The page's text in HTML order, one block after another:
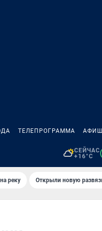
ТЕЛЕПРОГРАММА
СЕЙЧАС
+16°C
реку Открыли новую